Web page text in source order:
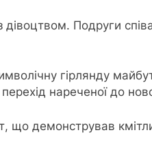
Подруги
гірлянду
нареченої до
демонстрував